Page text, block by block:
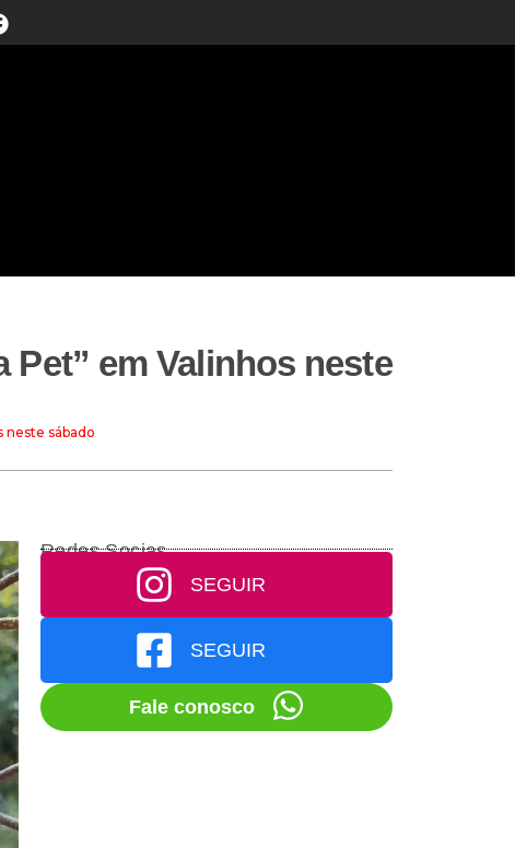
Pet” em Valinhos neste
neste sábado
Redes Socias
SEGUIR
SEGUIR
Fale conosco